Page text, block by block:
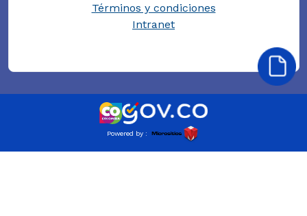
Términos y condiciones
Intranet
Powered by :